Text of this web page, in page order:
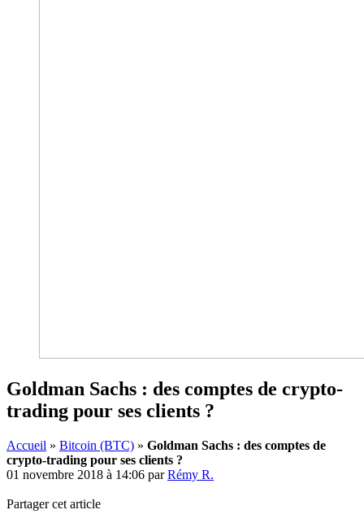
Goldman Sachs : des comptes de crypto-
trading pour ses clients ?
Accueil » Bitcoin (BTC) » Goldman Sachs : des comptes de
crypto-trading pour ses clients ?
01 novembre 2018 à 14:06 parRémy R.
Partager cet article